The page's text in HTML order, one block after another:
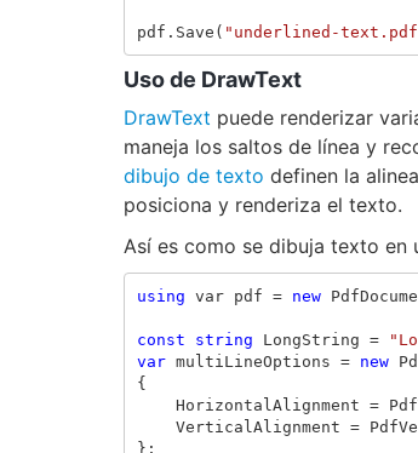
pdf . Save ( "underlined-
Uso de DrawText
DrawText puede renderizar
maneja los saltos de línea y
dibujo de texto definen la
posiciona y renderiza el texto.
Así es como se dibuja texto en
using var pdf = new
const string LongString =
var multiLineOptions = new
{
HorizontalAlignment =
VerticalAlignment =
};